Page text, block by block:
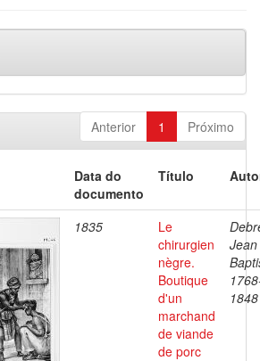
Anterior 1 Próximo
Data do
documento
Título
1835
Le
chirurgien
nègre.
Boutique
d'un
marchand
de viande
de porc
Jean
1848